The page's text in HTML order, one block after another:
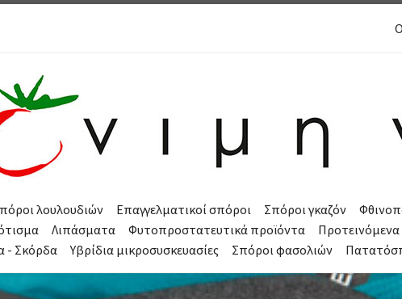
λουλουδιών Επαγγελματικοί σπόροι Σπόροι γκαζόν
Λιπάσματα Φυτοπροστατευτικά προϊόντα Προτεινόμενα
- Σκόρδα
Υβρίδια μικροσυσκευασίες Σπόροι φασολιών